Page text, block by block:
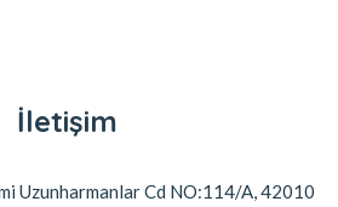
İletişim
Uzunharmanlar Cd NO:114/A, 42010